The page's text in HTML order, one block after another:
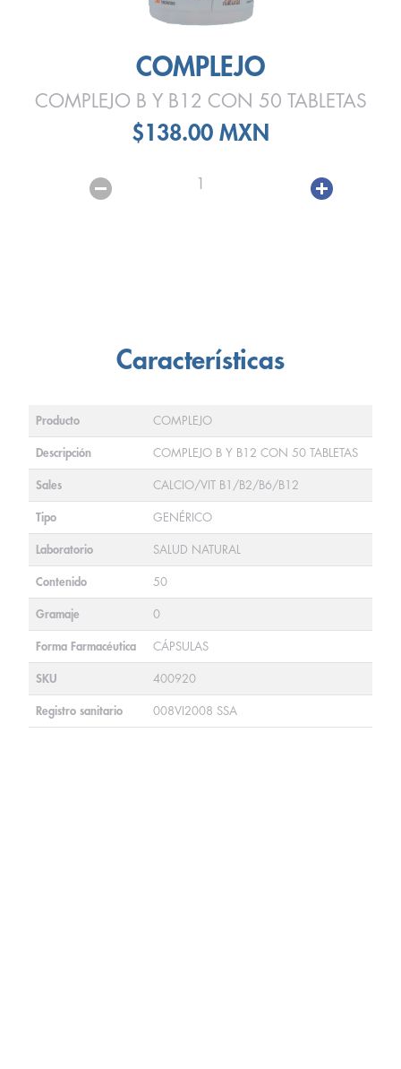
COMPLEJO
COMPLEJO B Y B12 CON 50 TABLETAS
$138.00 MXN
1
Características
Producto COMPLEJO
Descripción COMPLEJO B Y B12 CON 50 TABLETAS
Sales CALCIO/VIT B1/B2/B6/B12
Tipo GENÉRICO
Laboratorio SALUD NATURAL
Contenido 50
Gramaje 0
Forma Farmacéutica CÁPSULAS
SKU 400920
Registro sanitario 008VI2008 SSA